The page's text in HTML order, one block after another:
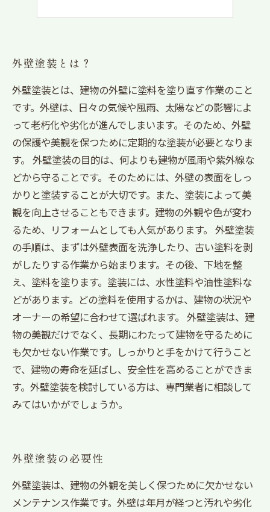
外壁塗装とは？
外壁塗装とは、建物の外壁に塗料を塗り直す作業のこと
です。外壁は、日々の気候や風雨、太陽などの影響によ
って老朽化や劣化が進んでしまいます。そのため、外壁
の保護や美観を保つために定期的な塗装が必要となりま
す。 外壁塗装の目的は、何よりも建物が風雨や紫外線な
どから守ることです。そのためには、外壁の表面をしっ
かりと塗装することが大切です。また、塗装によって美
観を向上させることもできます。建物の外観や色が変わ
るため、リフォームとしても人気があります。 外壁塗装
の手順は、まずは外壁表面を洗浄したり、古い塗料を剥
がしたりする作業から始まります。その後、下地を整
え、塗料を塗ります。塗装には、水性塗料や油性塗料な
どがあります。どの塗料を使用するかは、建物の状況や
オーナーの希望に合わせて選ばれます。 外壁塗装は、建
物の美観だけでなく、長期にわたって建物を守るために
も欠かせない作業です。しっかりと手をかけて行うこと
で、建物の寿命を延ばし、安全性を高めることができま
す。外壁塗装を検討している方は、専門業者に相談して
みてはいかがでしょうか。
外壁塗装の必要性
外壁塗装は、建物の外観を美しく保つために欠かせない
メンテナンス作業です。外壁は年月が経つと汚れや劣化